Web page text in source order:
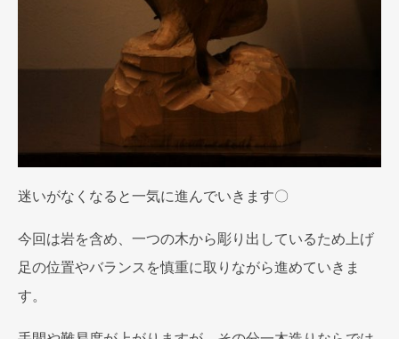
迷いがなくなると一気に進んでいきます〇
今回は岩を含め、一つの木から彫り出しているため上げ
足の位置やバランスを慎重に取りながら進めていきま
す。